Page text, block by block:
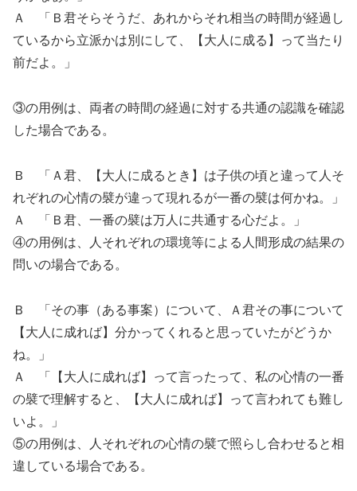
Ａ 「Ｂ君そらそうだ、あれからそれ相当の時間が経過し
ているから立派かは別にして、【大人に成る】って当たり
前だよ。」
③の用例は、両者の時間の経過に対する共通の認識を確認
した場合である。
Ｂ 「Ａ君、【大人に成るとき】は子供の頃と違って人そ
れぞれの心情の襞が違って現れるが一番の襞は何かね。」
Ａ 「Ｂ君、一番の襞は万人に共通する心だよ。」
④の用例は、人それぞれの環境等による人間形成の結果の
問いの場合である。
Ｂ 「その事（ある事案）について、Ａ君その事について
【大人に成れば】分かってくれると思っていたがどうか
ね。」
Ａ 「【大人に成れば】って言ったって、私の心情の一番
の襞で理解すると、【大人に成れば】って言われても難し
いよ。」
⑤の用例は、人それぞれの心情の襞で照らし合わせると相
違している場合である。